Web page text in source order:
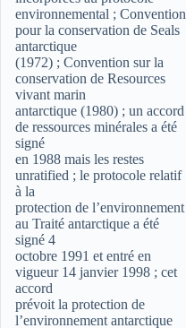
environnemental ; Convention
pour la conservation de Seals
antarctique
(1972) ; Convention sur la
conservation de Resources
vivant marin
antarctique (1980) ; un accord
de ressources minérales a été
signé
en 1988 mais les restes
unratified ; le protocole relatif
à la
protection de l’environnement
au Traité antarctique a été
signé 4
octobre 1991 et entré en
vigueur 14 janvier 1998 ; cet
accord
prévoit la protection de
l’environnement antarctique